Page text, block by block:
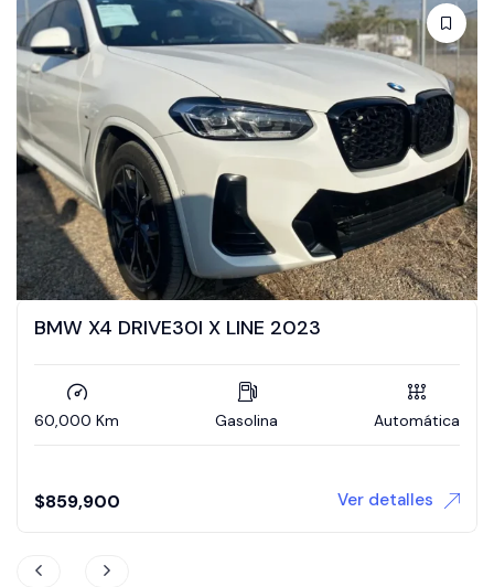
BMW X4 DRIVE30I X LINE 2023
60,000 Km Gasolina Automática
$859,900 Ver detalles